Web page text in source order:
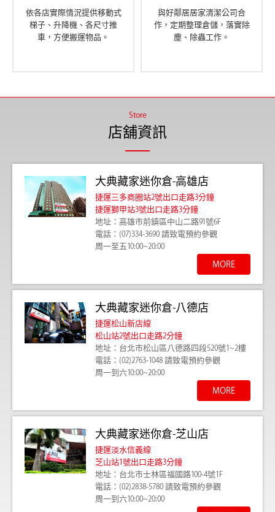
依各店實際情況提供移動式
梯子、升降機、各尺寸推
車，方便搬運物品。
與好鄰居居家清潔公司合
作，定期整理倉儲，落實除
塵、除蟲工作。
Store
店舖資訊
大典藏家迷你倉-高雄店
捷運三多商圈站2號出口走路3分鐘
捷運獅甲站3號出口走路3分鐘
地址：高雄市前鎮區中山二路91號6F
電話：(07)334-3690 請致電預約參觀
周一至五10:00~20:00
MORE
大典藏家迷你倉-八德店
捷運松山新店線
松山站2號出口走路2分鐘
地址：台北市松山區八德路四段520號1~2樓
電話：(02)2763-1048 請致電預約參觀
周一到六10:00~20:00
MORE
大典藏家迷你倉-芝山店
捷運淡水信義線
芝山站1號出口走路3分鐘
地址：台北市士林區福國路100-4號1F
電話：(02)2838-5780 請致電預約參觀
周一到六10:00~20:00